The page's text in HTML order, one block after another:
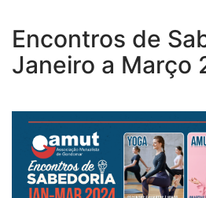
Encontros de
Janeiro a Março